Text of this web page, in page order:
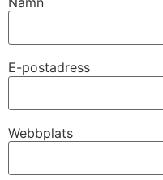
E-postadress
Webbplats